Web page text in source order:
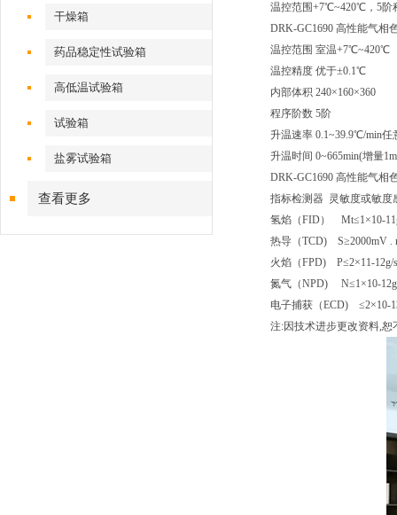
干燥箱
药品稳定性试验箱
高低温试验箱
试验箱
盐雾试验箱
查看更多
温控范围+7℃~420℃，5阶
DRK-GC1690 高性能气相
温控范围 室温+7℃~420℃
温控精度 优于±0.1℃
内部体积 240×160×360
程序阶数 5阶
升温速率 0.1~39.9℃/min任
升温时间 0~665min(增量
DRK-GC1690 高性能气相
指标检测器 灵敏度或敏
氢焰（FID） Mt≤1×10-
热导（TCD) S≥2000mV
火焰（FPD) P≤2×11-
氮气（NPD) N≤1×10-
电子捕获（ECD)
注:因技术进步更改资料,